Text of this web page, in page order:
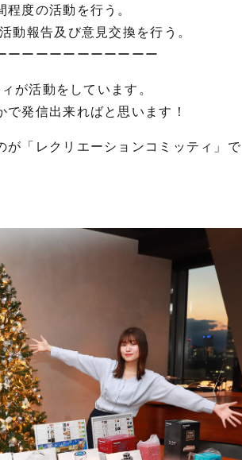
度の活動を行う。
動報告及び意見交換を行う。
ーーーーーーーーーーー
が活動をしています。
発信出来ればと思います！
「レクリエーションコミッティ」で